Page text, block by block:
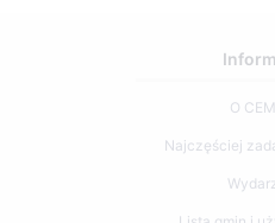
O
Najczęściej